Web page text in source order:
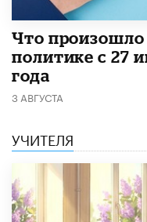
​Что произошло
политике с 27
года
3 АВГУСТА
УЧИТЕЛЯ